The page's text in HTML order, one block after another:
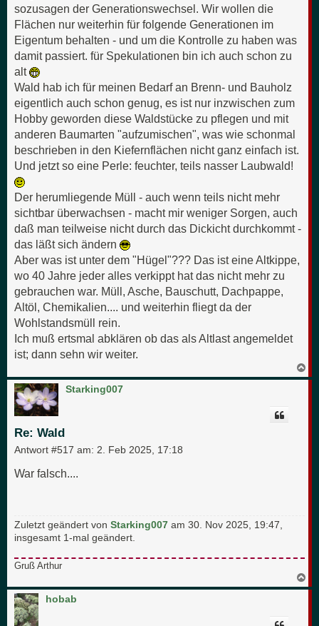
sozusagen der Generationswechsel. Wir wollen die
Flächen nur weiterhin für folgende Generationen im
Eigentum behalten - und um die Kontrolle zu haben was
damit passiert. für Spekulationen bin ich auch schon zu
alt
Wald hab ich für meinen Bedarf an Brenn- und Bauholz
eigentlich auch schon genug, es ist nur inzwischen zum
Hobby geworden diese Waldstücke zu pflegen und mit
anderen Baumarten "aufzumischen", was wie schonmal
beschrieben in den Kiefernflächen nicht ganz einfach ist.
Und jetzt so eine Perle: feuchter, teils nasser Laubwald!
Der herumliegende Müll - auch wenn teils nicht mehr
sichtbar überwachsen - macht mir weniger Sorgen, auch
daß man teilweise nicht durch das Dickicht durchkommt -
das läßt sich ändern
Aber was ist unter dem "Hügel"??? Das ist eine Altkippe,
wo 40 Jahre jeder alles verkippt hat das nicht mehr zu
gebrauchen war. Müll, Asche, Bauschutt, Dachpappe,
Altöl, Chemikalien.... und weiterhin fliegt da der
Wohlstandsmüll rein.
Ich muß ertsmal abklären ob das als Altlast angemeldet
ist; dann sehn wir weiter.
a
Starking007
Re: Wald
Antwort #517 am: 2. Feb 2025, 17:18
War falsch....
Zuletzt geändert von Starking007 am 30. Nov 2025, 19:47,
insgesamt 1-mal geändert.
Gruß Arthur
a
hobab